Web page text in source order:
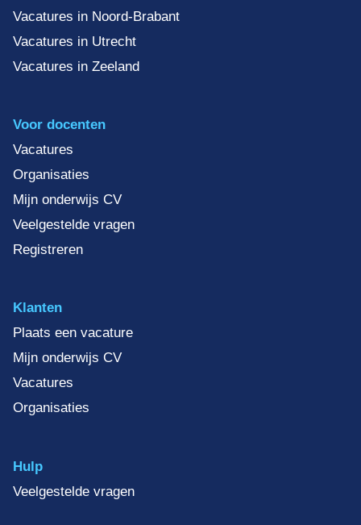
Vacatures in Noord-Brabant
Vacatures in Utrecht
Vacatures in Zeeland
Voor docenten
Vacatures
Organisaties
Mijn onderwijs CV
Veelgestelde vragen
Registreren
Klanten
Plaats een vacature
Mijn onderwijs CV
Vacatures
Organisaties
Hulp
Veelgestelde vragen